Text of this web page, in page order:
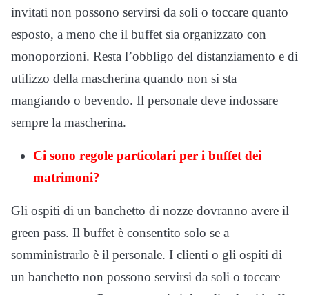
invitati non possono servirsi da soli o toccare quanto
esposto, a meno che il buffet sia organizzato con
monoporzioni. Resta l’obbligo del distanziamento e di
utilizzo della mascherina quando non si sta
mangiando o bevendo. Il personale deve indossare
sempre la mascherina.
Ci sono regole particolari per i buffet dei
matrimoni?
Gli ospiti di un banchetto di nozze dovranno avere il
green pass. Il buffet è consentito solo se a
somministrarlo è il personale. I clienti o gli ospiti di
un banchetto non possono servirsi da soli o toccare